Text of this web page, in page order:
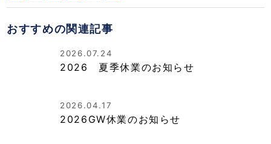
有
おすすめの関連記事
2026.07.24
2026 夏季休業のお知らせ
2026.04.17
2026GW休業のお知らせ